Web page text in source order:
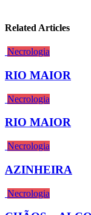
Related Articles
Necrologia
RIO MAIOR
Necrologia
RIO MAIOR
Necrologia
AZINHEIRA
Necrologia